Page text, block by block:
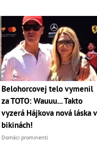
Belohorcovej telo vymenil
za TOTO: Wauuu... Takto
vyzerá Hájkova nová láska v
bikinách!
Domáci prominenti